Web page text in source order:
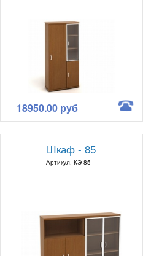
18950.00 руб
Шкаф - 85
Артикул: КЭ 85